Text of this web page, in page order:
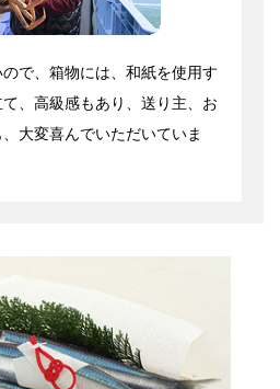
で、箱物には、和紙を使用す
、高級感もあり、送り主、お
大変喜んでいただいていま